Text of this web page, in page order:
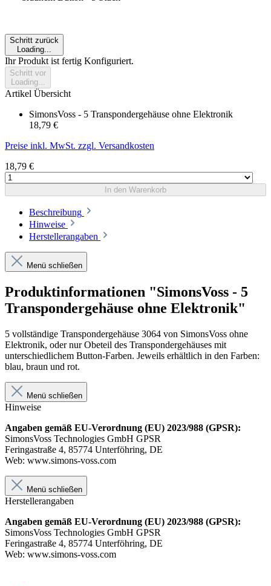
Schritt zurück
Loading...
Ihr Produkt ist fertig Konfiguriert.
Schritt vor
Loading...
Artikel Übersicht
SimonsVoss - 5 Transpondergehäuse ohne Elektronik
18,79 €
Preise inkl. MwSt. zzgl. Versandkosten
18,79 €
In den Warenkorb
Beschreibung
Hinweise
Herstellerangaben
Menü schließen
Produktinformationen "SimonsVoss - 5
Transpondergehäuse ohne Elektronik"
5 vollständige Transpondergehäuse 3064 von SimonsVoss ohne
Elektronik, oder nur Obeteil des Transpondergehäuses mit
unterschiedlichem Button-Farben. Jeweils erhältlich in den Farben:
blau, braun und rot.
Menü schließen
Hinweise
Angaben gemäß EU-Verordnung (EU) 2023/988 (GPSR):
SimonsVoss Technologies GmbH GPSR
Feringastraße 4, 85774 Unterföhring, DE
Web: www.simons-voss.com
Menü schließen
Herstellerangaben
Angaben gemäß EU-Verordnung (EU) 2023/988 (GPSR):
SimonsVoss Technologies GmbH GPSR
Feringastraße 4, 85774 Unterföhring, DE
Web: www.simons-voss.com